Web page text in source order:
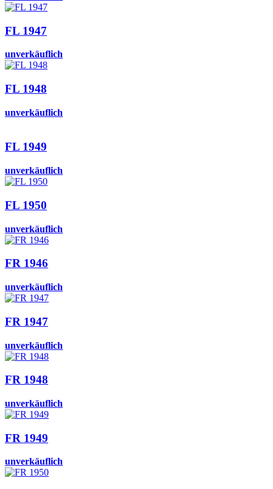
FL 1947
unverkäuflich
FL 1948
unverkäuflich
FL 1949
unverkäuflich
FL 1950
unverkäuflich
FR 1946
unverkäuflich
FR 1947
unverkäuflich
FR 1948
unverkäuflich
FR 1949
unverkäuflich